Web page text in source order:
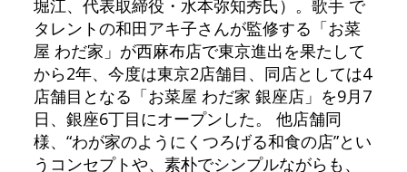
堀江、代表取締役・水本弥知秀氏）。歌手 で
タレントの和田アキ子さんが監修する「お菜
屋 わだ家」が西麻布店で東京進出を果たして
から2年、今度は東京2店舗目、同店としては4
店舗目となる「お菜屋 わだ家 銀座店」を9月7
日、銀座6丁目にオープンした。 他店舗同
様、“わが家のようにくつろげる和食の店”とい
うコンセプトや、素朴でシンプルながらも、